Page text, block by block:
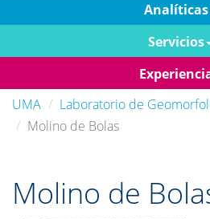
Analíticas
Servicios
UMA
Laboratorio de
Molino de Bolas
Molino de